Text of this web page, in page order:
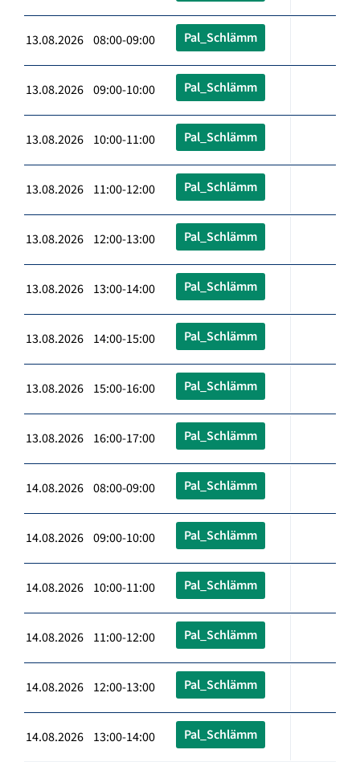
13.08.2026 08:00-09:00 Pal_Schlämm
13.08.2026 09:00-10:00 Pal_Schlämm
13.08.2026 10:00-11:00 Pal_Schlämm
13.08.2026 11:00-12:00 Pal_Schlämm
13.08.2026 12:00-13:00 Pal_Schlämm
13.08.2026 13:00-14:00 Pal_Schlämm
13.08.2026 14:00-15:00 Pal_Schlämm
13.08.2026 15:00-16:00 Pal_Schlämm
13.08.2026 16:00-17:00 Pal_Schlämm
14.08.2026 08:00-09:00 Pal_Schlämm
14.08.2026 09:00-10:00 Pal_Schlämm
14.08.2026 10:00-11:00 Pal_Schlämm
14.08.2026 11:00-12:00 Pal_Schlämm
14.08.2026 12:00-13:00 Pal_Schlämm
14.08.2026 13:00-14:00 Pal_Schlämm